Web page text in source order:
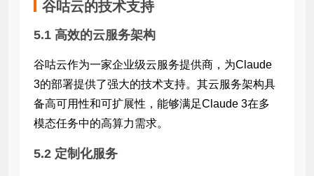
谷咕云的技术支持
5.1 高效的云服务架构
谷咕云作为一家企业级云服务提供商，为Claude
3的部署提供了强大的技术支持。其云服务架构具
备高可用性和可扩展性，能够满足Claude 3在多
模态任务中的高算力需求。
5.2 定制化服务